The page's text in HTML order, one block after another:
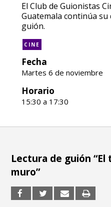
El Club de Guionistas
Guatemala continúa su
guión.
CINE
Fecha
Martes 6 de noviembre
Horario
15:30 a 17:30
Lectura de guión
muro”